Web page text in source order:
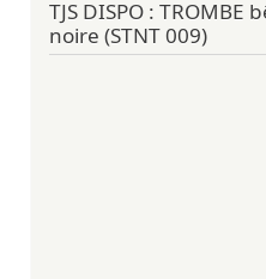
TJS DISPO : TROMBE
noire (STNT 009)